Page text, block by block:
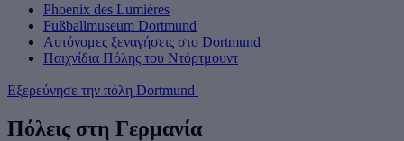
Phoenix des Lumières
Fußballmuseum Dortmund
Αυτόνομες ξεναγήσεις στο Dortmund
Παιχνίδια Πόλης του Ντόρτμουντ
Εξερεύνησε την πόλη Dortmund
Πόλεις στη Γερμανία